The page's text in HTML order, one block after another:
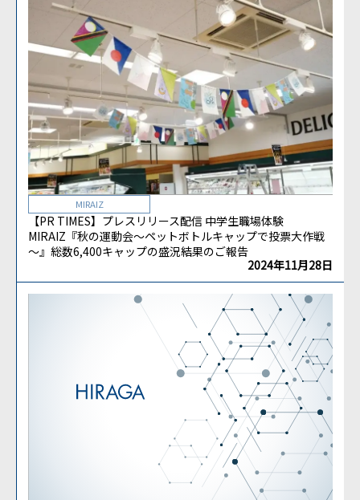
MIRAIZ
【PR TIMES】プレスリリース配信 中学生職場体験
MIRAIZ『秋の運動会～ペットボトルキャップで投票大作戦
～』総数6,400キャップの盛況結果のご報告
2024年11月28日